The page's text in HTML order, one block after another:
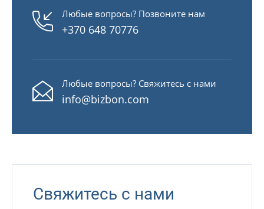
Любые вопросы? Позвоните нам
+370 648 70776
Любые вопросы? Свяжитесь с нами
info@bizbon.com
Свяжитесь с нами